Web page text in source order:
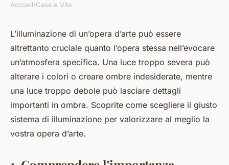
Come scegliere il giusto
sistema di illuminazione per
valorizzare la propria opera
d'arte?
Edouard•31 marzo 2024•5 min de lecture
Accueil›Casa e Vita
L’illuminazione di un’opera d’arte può essere
altrettanto cruciale quanto l’opera stessa nell’evocare
un’atmosfera specifica. Una luce troppo severa può
alterare i colori o creare ombre indesiderate, mentre
una luce troppo debole può lasciare dettagli
importanti in ombra. Scoprite come scegliere il giusto
sistema di illuminazione per valorizzare al meglio la
vostra opera d’arte.